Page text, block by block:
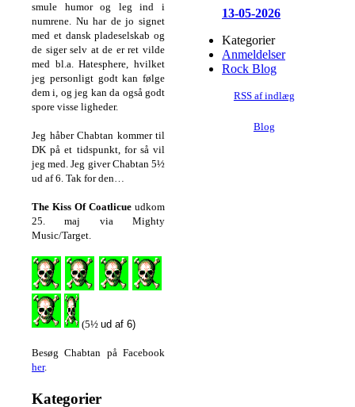
smule humor og leg ind i
numrene. Nu har de jo signet
med et dansk pladeselskab og
de siger selv at de er ret vilde
med bl.a. Hatesphere, hvilket
jeg personligt godt kan følge
dem i, og jeg kan da også godt
spore visse ligheder.
Jeg håber Chabtan kommer til
DK på et tidspunkt, for så vil
jeg med. Jeg giver Chabtan 5½
ud af 6. Tak for den…
The Kiss Of Coatlicue udkom
25. maj via Mighty
Music/Target.
(5½ ud af 6)
Besøg Chabtan på Facebook
her.
Kategorier
13-05-2026
Kategorier
Anmeldelser
Rock Blog
RSS af indlæg
Blog